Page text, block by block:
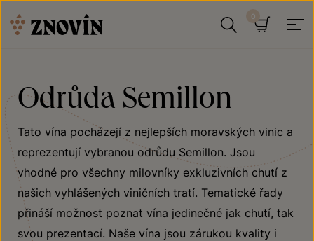
Odrůda Semillon
Tato vína pocházejí z nejlepších moravských vinic a
reprezentují vybranou odrůdu Semillon. Jsou
vhodné pro všechny milovníky exkluzivních chutí z
našich vyhlášených viničních tratí. Tematické řady
přináší možnost poznat vína jedinečné jak chutí, tak
svou prezentací. Naše vína jsou zárukou kvality i